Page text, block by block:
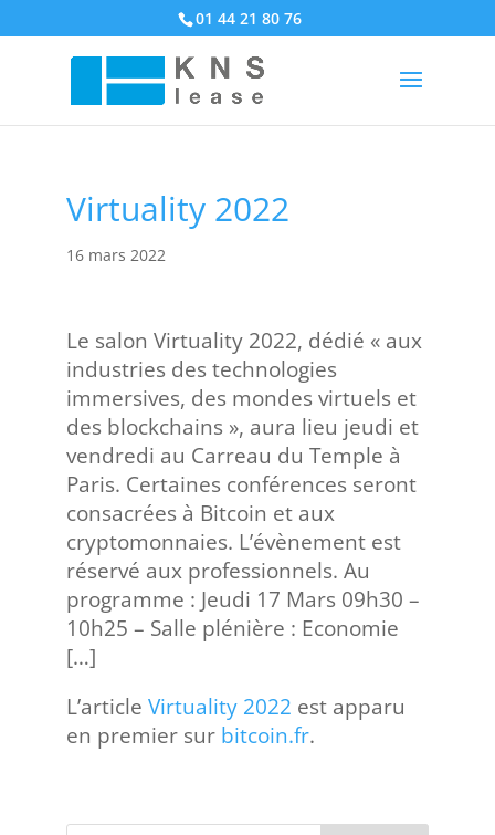
01 44 21 80 76
Virtuality 2022
16 mars 2022
Le salon Virtuality 2022, dédié « aux
industries des technologies
immersives, des mondes virtuels et
des blockchains », aura lieu jeudi et
vendredi au Carreau du Temple à
Paris. Certaines conférences seront
consacrées à Bitcoin et aux
cryptomonnaies. L’évènement est
réservé aux professionnels. Au
programme : Jeudi 17 Mars 09h30 –
10h25 – Salle plénière : Economie
[…]
L’article Virtuality 2022 est apparu
en premier sur bitcoin.fr.